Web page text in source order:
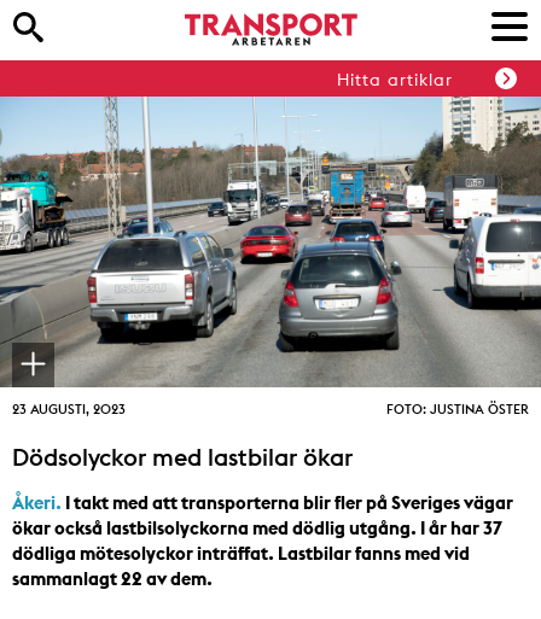
Hitta artiklar
23 AUGUSTI, 2023 FOTO: JUSTINA ÖSTER
Dödsolyckor med lastbilar ökar
Åkeri. I takt med att transporterna blir fler på Sveriges vägar
ökar också lastbilsolyckorna med dödlig utgång. I år har 37
dödliga mötesolyckor inträffat. Lastbilar fanns med vid
sammanlagt 22 av dem.